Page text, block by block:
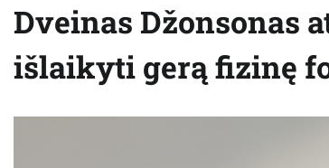
Dveinas Džonsonas
išlaikyti gerą fizinę